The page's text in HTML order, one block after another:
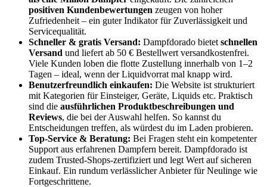
positiven Kundenbewertungen zeugen von hoher
Zufriedenheit – ein guter Indikator für Zuverlässigkeit und
Servicequalität.
Schneller & gratis Versand: Dampfdorado bietet schnellen
Versand und liefert ab 50 € Bestellwert versandkostenfrei.
Viele Kunden loben die flotte Zustellung innerhalb von 1–2
Tagen – ideal, wenn der Liquidvorrat mal knapp wird.
Benutzerfreundlich einkaufen: Die Website ist strukturiert
mit Kategorien für Einsteiger, Geräte, Liquids etc. Praktisch
sind die ausführlichen Produktbeschreibungen und
Reviews, die bei der Auswahl helfen. So kannst du
Entscheidungen treffen, als würdest du im Laden probieren.
Top-Service & Beratung: Bei Fragen steht ein kompetenter
Support aus erfahrenen Dampfern bereit. Dampfdorado ist
zudem Trusted-Shops-zertifiziert und legt Wert auf sicheren
Einkauf. Ein rundum verlässlicher Anbieter für Neulinge wie
Fortgeschrittene.